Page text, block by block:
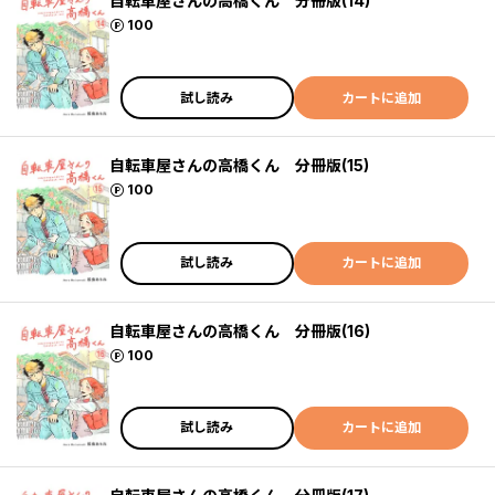
100
ポイント
試し読み カートに追加
自転車屋さんの高橋くん 分冊版(15)
100
ポイント
試し読み カートに追加
自転車屋さんの高橋くん 分冊版(16)
100
ポイント
試し読み カートに追加